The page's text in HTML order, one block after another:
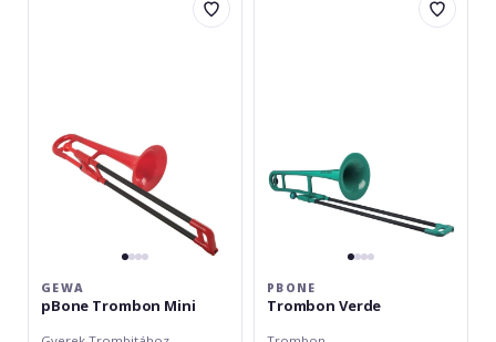
GEWA
pBone Trombon Mini
PBONE
Trombon Verde